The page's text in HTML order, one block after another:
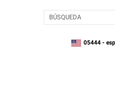
BÚSQUEDA
zipcode,
05444 -